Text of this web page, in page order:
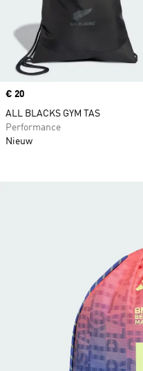
Price
€ 20
ALL BLACKS GYM TAS
Performance
Nieuw